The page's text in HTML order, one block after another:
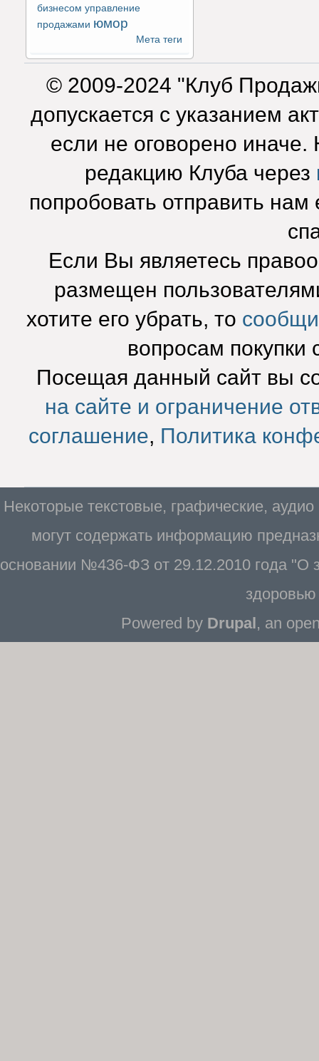
бизнесом управление
продажами юмор
Мета теги
© 2009-2024 "Клуб
допускается с указанием
если не оговорено
редакцию Клуба через
попробовать отправить нам
Если Вы являетесь
размещен
хотите его убрать, то
вопросам покупки
Посещая данный сайт вы
на сайте и ограничение
соглашение, Политика
Некоторые текстовые, графические,
могут содержать информацию
основании №436-ФЗ от 29.12.2010 года "О
Powered by Drupal, an